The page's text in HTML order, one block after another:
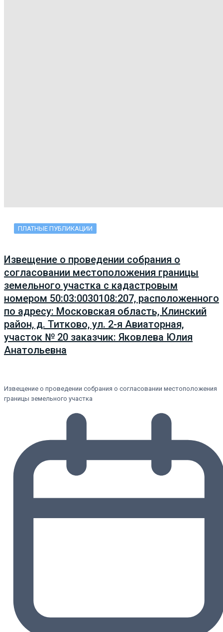
ПЛАТНЫЕ ПУБЛИКАЦИИ
Извещение о проведении собрания о
согласовании местоположения границы
земельного участка с кадастровым
номером 50:03:0030108:207, расположенного
по адресу: Московская область, Клинский
район, д. Титково, ул. 2-я Авиаторная,
участок № 20 заказчик: Яковлева Юлия
Анатольевна
Извещение о проведении собрания о согласовании местоположения
границы земельного участка